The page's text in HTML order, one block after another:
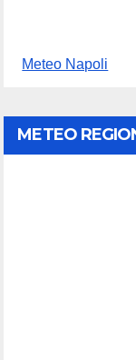
Molise
Meteo Napoli
METEO